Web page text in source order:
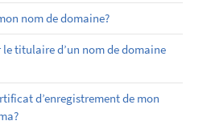
nom de domaine?
titulaire d’un nom de domaine
d’enregistrement de mon